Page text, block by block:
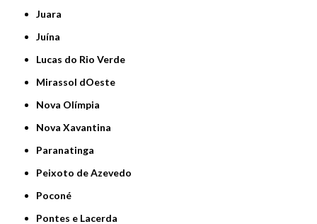
Juara
Juína
Lucas do Rio Verde
Mirassol dOeste
Nova Olímpia
Nova Xavantina
Paranatinga
Peixoto de Azevedo
Poconé
Pontes e Lacerda